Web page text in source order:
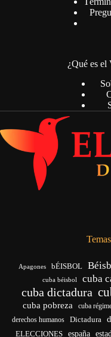
¿Qué es el
Apagones bÉISBOL
cuba béisbol cuba
cuba dictadura
cuba pobreza cuba
derechos humanos Dictadura
ELECCIONES españa